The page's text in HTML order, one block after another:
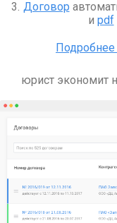
Договор
и pdf
юрист экономит